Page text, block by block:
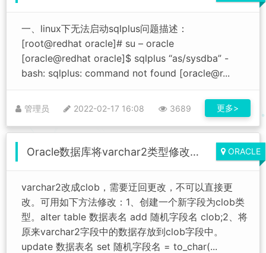
一、linux下无法启动sqlplus问题描述：
[root@redhat oracle]# su – oracle
[oracle@redhat oracle]$ sqlplus “as/sysdba” -
bash: sqlplus: command not found [oracle@r...
管理员 2022-02-17 16:08 3689 更多>
Oracle数据库将varchar2类型修改转换为CLOB ORACLE
varchar2改成clob，需要迂回更改，不可以直接更
改。可用如下方法修改：1、创建一个新字段为clob类
型。alter table 数据表名 add 随机字段名 clob;2、将
原来varchar2字段中的数据存放到clob字段中。
update 数据表名 set 随机字段名 = to_char(...